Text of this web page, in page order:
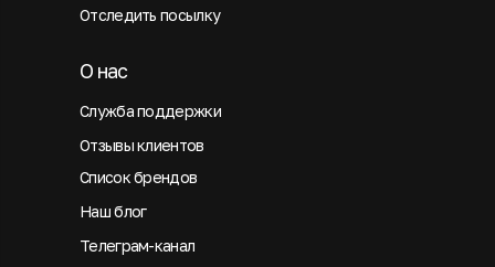
Отследить посылку
Служба поддержки
О нас
Отзывы клиентов
Список брендов
Наш блог
Телеграм-канал